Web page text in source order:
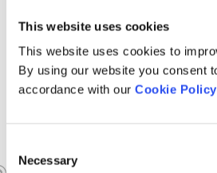
This website uses cookies
This website uses cookies to
By using our website you consent
accordance with our Cookie Policy
Selection
Necessary